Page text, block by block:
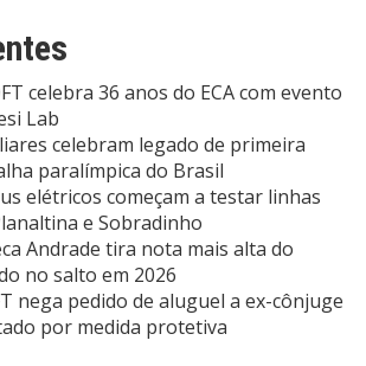
celebra 36 anos do ECA com evento
Lab
celebram legado de primeira
paralímpica do Brasil
elétricos começam a testar linhas
e Sobradinho
Andrade tira nota mais alta do
no salto em 2026
nega pedido de aluguel a ex-cônjuge
por medida protetiva